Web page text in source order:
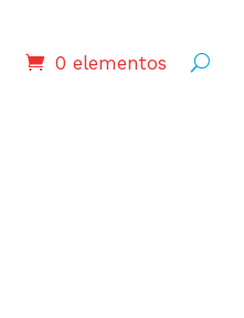
0 elementos